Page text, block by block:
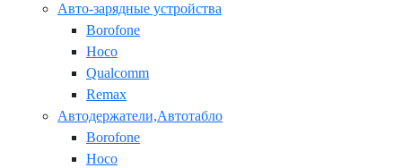
Авто-зарядные устройства
Borofone
Hoco
Qualcomm
Remax
Автодержатели,Автотабло
Borofone
Hoco